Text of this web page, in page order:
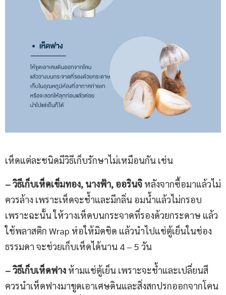
เห็ดแต่ละชนิดมีวิธีเก็บรักษาไม่เหมือนกัน เช่น
– วิธีเก็บเห็ดเข็มทอง, นางฟ้า, ออรินจิ หลังจากซื้อมาแล้วไม่
ควรล้าง เพราะเห็ดจะช้ำและมีกลิ่น อมน้ำแล้วไม่กรอบ
เพราะฉะนั้น ให้วางเห็ดบนกระจาดที่รองด้วยกระดาษ แล้ว
ใช้พลาสติก Wrap ห่อให้มิดชิด แล้วนำไปแช่ตู้เย็นในช่อง
ธรรมดา จะช่วยเก็บเห็ดได้นาน 4 – 5 วัน
– วิธีเก็บเห็ดฟาง ห้ามแช่ตู้เย็น เพราะจะช้ำและเปลี่ยนสี
ควรนำเห็ดฟางมาขูดเอาเศษดินและสิ่งสกปรกออกจากโคน